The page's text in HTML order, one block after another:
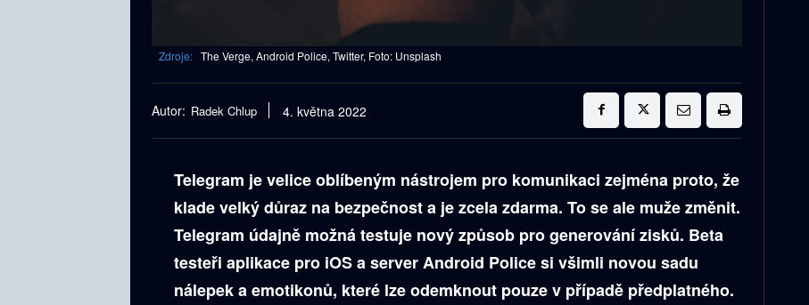
Zdroje: The Verge, Android Police, Twitter, Foto: Unsplash
Autor: Radek Chlup 4. května 2022
Telegram je velice oblíbeným nástrojem pro komunikaci zejména proto, že
klade velký důraz na bezpečnost a je zcela zdarma. To se ale muže změnit.
Telegram údajně možná testuje nový způsob pro generování zisků. Beta
testeři aplikace pro iOS a server Android Police si všimli novou sadu
nálepek a emotikonů, které lze odemknout pouze v případě předplatného.